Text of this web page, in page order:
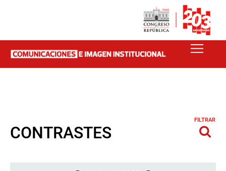
CONTRASTES
FILTRAR